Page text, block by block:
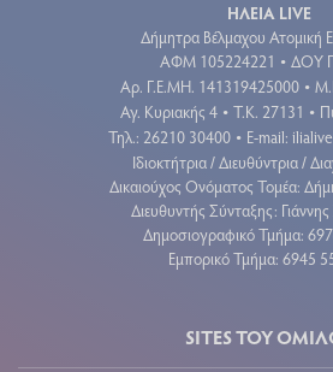
ΗΛΕΙΑ LIVE
Δήμητρα Βέλμαχου Ατομική
ΑΦΜ 105224221 • ΔΟΥ
Aρ. Γ.Ε.ΜΗ. 141319425000 •
Αγ. Κυριακής 4 • Τ.Κ. 27131 •
Τηλ.: 26210 30400 • E-mail:
Ιδιοκτήτρια / Διευθύντρια /
Δικαιούχος Ονόματος Τομέα:
Διευθυντής Σύνταξης:
Δημοσιογραφικό Τμήμα:
Εμπορικό Τμήμα: 6945
SITES ΤΟΥ